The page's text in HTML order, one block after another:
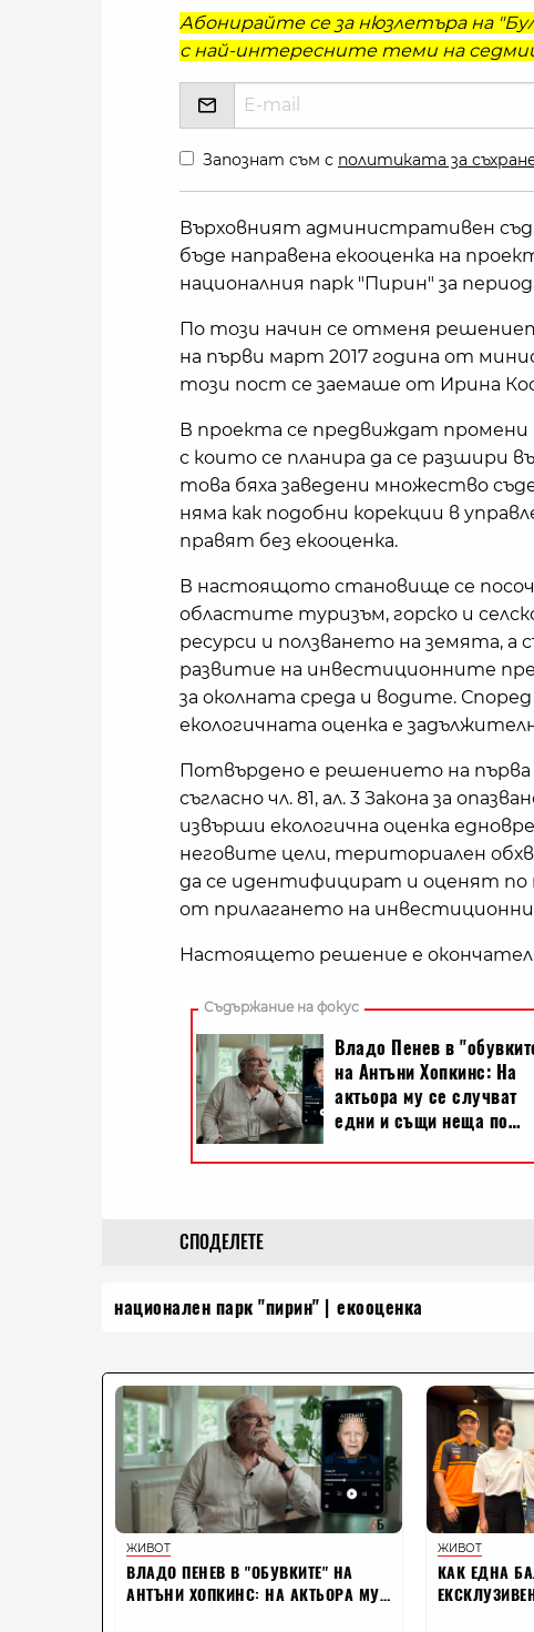
Абонирайте се за нюзлетъра на
с най-интересните теми на
Запознат съм с политиката за
Върховният административен
бъде направена екооценка на
националния парк "Пирин" за
По този начин се отменя
на първи март 2017 година от
този пост се заемаше от Ирина
В проекта се предвиждат
с които се планира да се разшири
това бяха заведени множество
няма как подобни корекции в
правят без екооценка.
В настоящото становище се
областите туризъм, горско и
ресурси и ползването на земята,
развитие на инвестиционните
за околната среда и водите.
екологичната оценка е
Потвърдено е решението на
съгласно чл. 81, ал. 3 Закона за
извърши екологична оценка
неговите цели, териториален
да се идентифицират и оценят по
от прилагането на
Настоящето решение е
СПОДЕЛЕТЕ
национален парк "пирин" екооценка